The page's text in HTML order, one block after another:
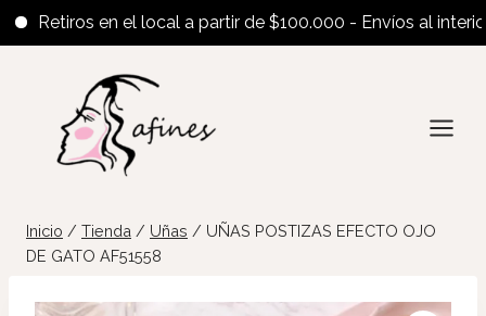
en el local a partir de $100.000 - Envíos al interior a
contenido
Inicio / Tienda / Uñas / UÑAS POSTIZAS EFECTO OJO
DE GATO AF51558